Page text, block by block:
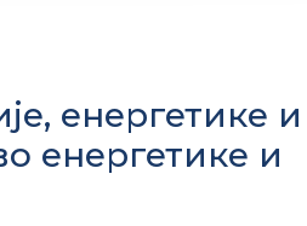
енергетике и
енергетике и